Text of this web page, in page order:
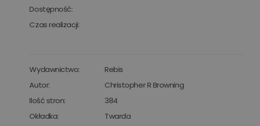
Dostępność:
Czas realizacji:
Wydawnictwo:
Rebis
Autor:
Christopher R Browning
Ilość stron:
384
Okładka:
Twarda